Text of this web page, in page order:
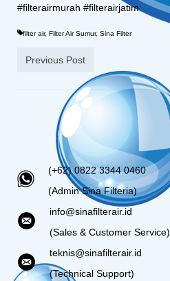
#filterairmurah #filterairjatim
filter air, Filter Air Sumur, Sina Filter
Previous Post
(+62) 0822 3344 0460
(Admin Sina Filteria)
info@sinafilterair.id
(Sales & Customer Service)
teknis@sinafilterair.id
(Technical Support)